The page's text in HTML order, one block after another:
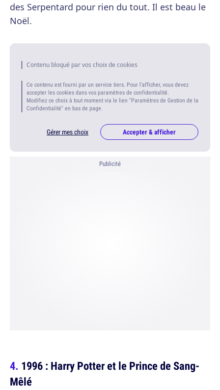
des Serpentard pour rien du tout. Il est beau le
Noël.
Contenu bloqué par vos choix de cookies
Ce contenu est fourni par un service tiers. Pour l'afficher, vous devez
accepter les cookies dans vos paramètres de confidentialité.
Modifiez ce choix à tout moment via le lien "Paramètres de Gestion de la
Confidentialité" en bas de page.
Gérer mes choix Accepter & afficher
Publicité
1996 : Harry Potter et le Prince de Sang-
Mêlé